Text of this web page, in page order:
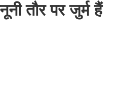
तौर पर जुर्म हैं